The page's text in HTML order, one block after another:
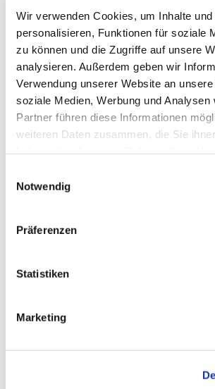
Wir verwenden Cookies, um Inhalte
personalisieren, Funktionen für soziale
zu können und die Zugriffe auf unsere
analysieren. Außerdem geben wir
Verwendung unserer Website an
soziale Medien, Werbung und Analysen
Partner führen diese Informationen
weiteren Daten zusammen, die Sie
Notwendig
Präferenzen
Statistiken
Marketing
Dies könnte Sie
interessieren